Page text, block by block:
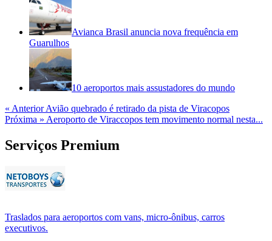
Avianca Brasil anuncia nova frequência em
Guarulhos
10 aeroportos mais assustadores do mundo
« AnteriorAvião quebrado é retirado da pista de Viracopos
Próxima » Aeroporto de Viraccopos tem movimento normal nesta...
Serviços Premium
Traslados para aeroportos com vans, micro-ônibus, carros
executivos.